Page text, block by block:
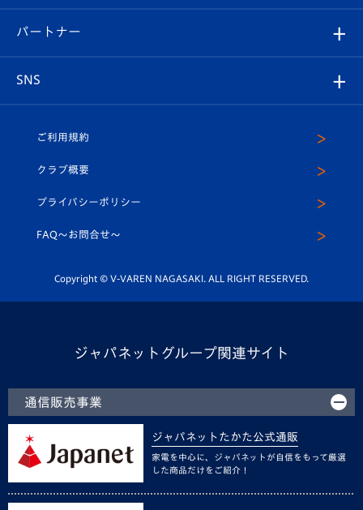
メディア
ホームタウン
マスコット紹介
平和祈念活動
ホームタウン活動
ヴィヴィくんの長崎おもてなしガイド
スタジアムグルメ
V-LOVERS（ファンクラブ）
プレイヤーズスイート
店舗情報
育成からのお知らせ
U-18
スクール
パートナー
SNS
ヴィヴィくんインスタグラム
公式LINE＠
ご利用規約
クラブ概要
プライバシーポリシー
FAQ〜お問合せ〜
Copyright © V-VAREN NAGASAKI. ALL RIGHT RESERVED.
ジャパネットグループ関連サイト
通信販売事業
ジャパネットたかた公式通販
家電を中心に、ジャパネットが自信をもって厳選
した商品だけをご紹介！